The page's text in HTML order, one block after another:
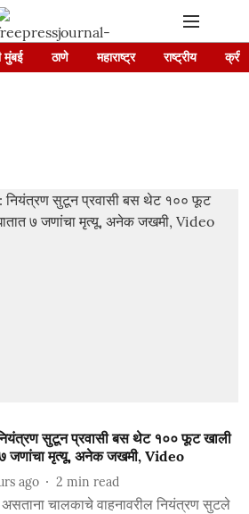
मुंबई ठाणे महाराष्ट्र राष्ट्रीय
सुटून प्रवासी बस थेट १०० फूट खाली
जणांचा मृत्यू, अनेक जखमी, Video
ago 2 min read
चालकाचे वाहनावरील नियंत्रण सुटले